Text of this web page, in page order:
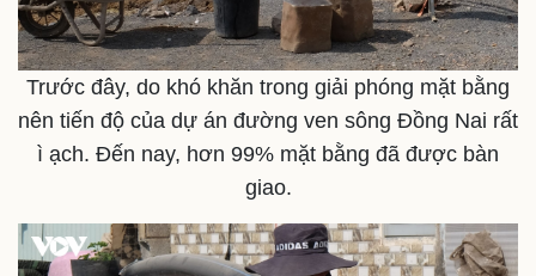
Pháp luật
Vụ án
Quân sự - Quốc phòng
Vũ khí
Trước đây, do khó khăn trong giải phóng mặt bằng
nên tiến độ của dự án đường ven sông Đồng Nai rất
ì ạch. Đến nay, hơn 99% mặt bằng đã được bàn
giao.